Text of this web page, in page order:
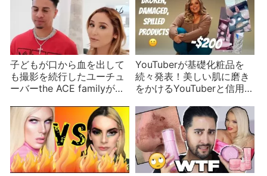
子どもが口から血を出して
も撮影を続行したユーチュ
ーバーthe ACE familyがま
YouTuberが基礎化粧品を
続々発表！美しい肌に磨き
をかけるYouTuberと信用で